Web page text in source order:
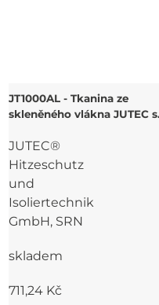
JT1000AL - Tkanina ze
skleněného vlákna JUTEC s
odolností do 1000°C
JUTEC®
Hitzeschutz
und
Isoliertechnik
GmbH, SRN
skladem
711,24 Kč